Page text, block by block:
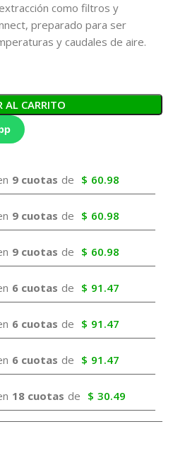
como filtros y
preparado para ser
y caudales de aire.
AL CARRITO
9 cuotas de $ 60.98
9 cuotas de $ 60.98
9 cuotas de $ 60.98
6 cuotas de $ 91.47
6 cuotas de $ 91.47
6 cuotas de $ 91.47
18 cuotas de $ 30.49